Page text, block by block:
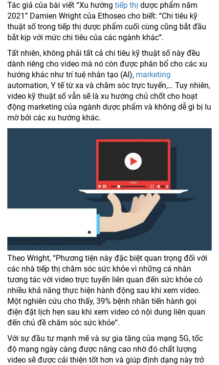
Tác giả của bài viết “Xu hướng tiếp thị dược phẩm năm
2021” Damien Wright của Ethoseo cho biết: “Chi tiêu kỹ
thuật số trong tiếp thị dược phẩm cuối cùng cũng bắt đầu
bắt kịp với mức chi tiêu của các ngành khác”.
Tất nhiên, không phải tất cả chi tiêu kỹ thuật số này đều
dành riêng cho video mà nó còn được phân bổ cho các xu
hướng khác như trí tuệ nhân tạo (AI), marketing
automation, Y tế từ xa và chăm sóc trực tuyến,… Tuy nhiên,
video kỹ thuật số vẫn sẽ là xu hướng chủ chốt cho hoạt
động marketing của ngành dược phẩm và không dễ gì bị lu
mờ bởi các xu hướng khác.
Theo Wright, “Phương tiện này đặc biệt quan trọng đối với
các nhà tiếp thị chăm sóc sức khỏe vì những cá nhân
tương tác với video trực tuyến liên quan đến sức khỏe có
nhiều khả năng thực hiện hành động sau khi xem video.
Một nghiên cứu cho thấy, 39% bệnh nhân tiến hành gọi
điện đặt lịch hẹn sau khi xem video có nội dung liên quan
đến chủ đề chăm sóc sức khỏe”.
Với sự đầu tư mạnh mẽ và sự gia tăng của mạng 5G, tốc
độ mạng ngày càng được nâng cao nhờ đó chất lượng
video sẽ được cải thiện tốt hơn và giúp định dạng này trở